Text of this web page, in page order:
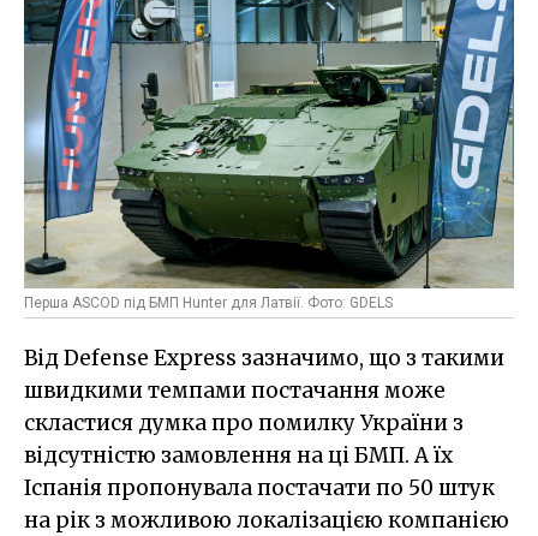
Перша ASCOD під БМП Hunter для Латвії. Фото: GDELS
Від Defense Express зазначимо, що з такими
швидкими темпами постачання може
скластися думка про помилку України з
відсутністю замовлення на ці БМП. А їх
Іспанія пропонувала постачати по 50 штук
на рік з можливою локалізацією компанією